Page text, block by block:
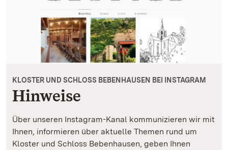
KLOSTER UND SCHLOSS BEBENHAUSEN BEI INSTAGRAM
Hinweise
Über unseren Instagram-Kanal kommunizieren wir mit
Ihnen, informieren über aktuelle Themen rund um
Kloster und Schloss Bebenhausen, geben Ihnen